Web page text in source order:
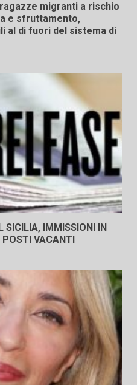
migranti a rischio
e sfruttamento,
al di fuori del sistema di
SICILIA, IMMISSIONI IN
VACANTI